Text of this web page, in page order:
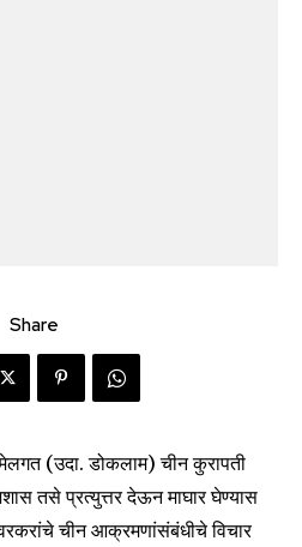
Share
(उदा. डोकलाम) चीन कुरापती
तसे प्रत्युत्तर देऊन माघार घेण्यास
चीन आक्रमणांसंबंधीचे विचार